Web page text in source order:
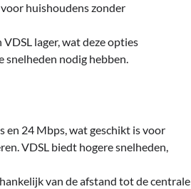
huishoudens zonder
lager, wat deze opties
snelheden nodig hebben.
en 24 Mbps, wat geschikt is voor
VDSL biedt hogere snelheden,
van de afstand tot de centrale